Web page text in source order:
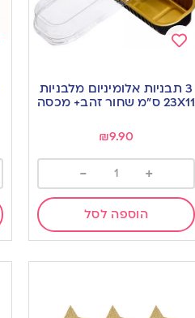
to
wishlist
3 תבניות אלומיניום מלבניות
23X11 ס”מ שחור זהב+ מכסה
₪9.90
+
-
הוספה לסל